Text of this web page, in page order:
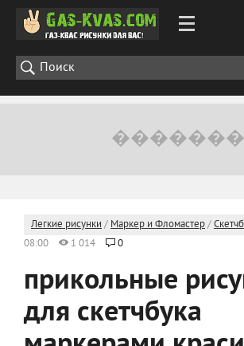
Легкие рисунки / Маркер и Фломастер/
08:00
1 014 0
прикольные
для скетчбука